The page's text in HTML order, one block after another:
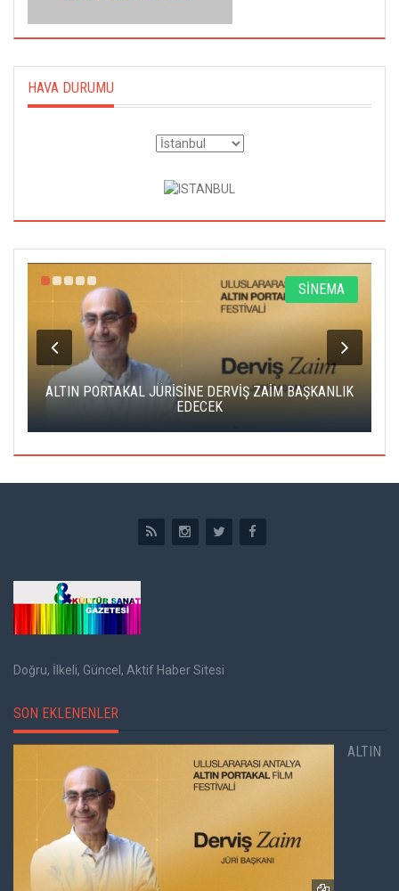
HAVA DURUMU
SİNEMA
ALTIN PORTAKAL JÜRİSİNE DERVİŞ ZAİM BAŞKANLIK
EDECEK
Doğru, İlkeli, Güncel, Aktif Haber Sitesi
SON EKLENENLER
ALTIN